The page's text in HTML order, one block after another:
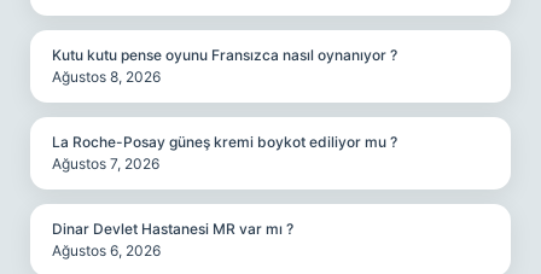
Kutu kutu pense oyunu Fransızca nasıl oynanıyor ?
Ağustos 8, 2026
La Roche-Posay güneş kremi boykot ediliyor mu ?
Ağustos 7, 2026
Dinar Devlet Hastanesi MR var mı ?
Ağustos 6, 2026